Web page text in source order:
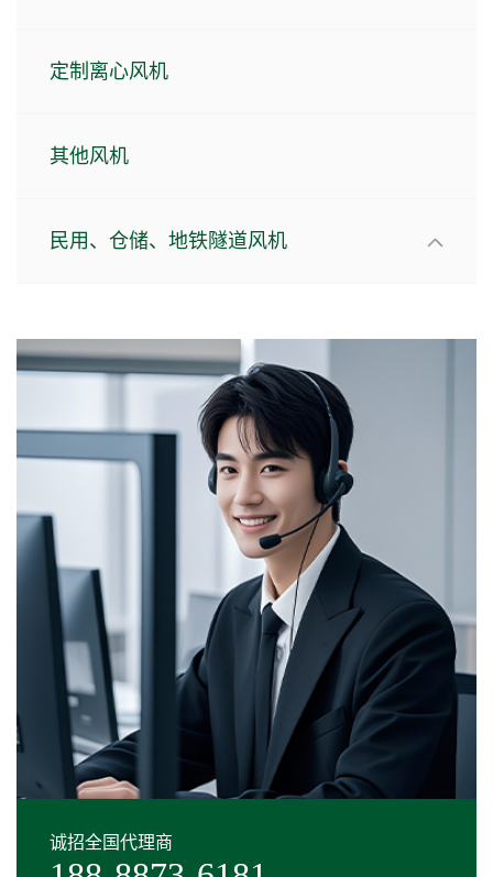
定制离心风机
其他风机
民用、仓储、地铁隧道风机
诚招全国代理商